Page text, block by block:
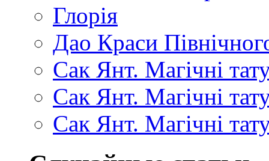
Глорія
Дао Краси
Сак Янт. Магічні
Сак Янт. Магічні
Сак Янт. Магічні